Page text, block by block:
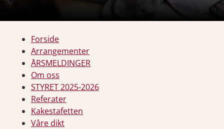
Forside
Arrangementer
ÅRSMELDINGER
Om oss
STYRET 2025-2026
Referater
Kakestafetten
Våre dikt